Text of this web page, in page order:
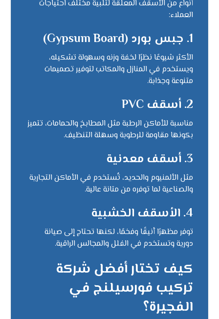
أنواع من الأسقف المعلقة لتلبية مختلف احتياجات
العملاء:
1. جبس بورد (Gypsum Board)
الأكثر شيوعًا نظرًا لخفة وزنه وسهولة تشكيله،
ويستخدم في المنازل والمكاتب لتوفير تصميمات
متنوعة وجذابة.
2. أسقف PVC
مناسبة للأماكن الرطبة مثل المطابخ والحمامات، تتميز
بكونها مقاومة للرطوبة وسهلة التنظيف.
3. أسقف معدنية
مثل الألمنيوم والحديد، تُستخدم في الأماكن التجارية
والصناعية لما توفره من متانة عالية.
4. الأسقف الخشبية
توفر مظهرًا أنيقًا وفخمًا، لكنها تحتاج إلى صيانة
دورية وتستخدم في الفلل والمجالس الراقية.
كيف تختار أفضل شركة
تركيب فورسيلنج في
الفجيرة؟